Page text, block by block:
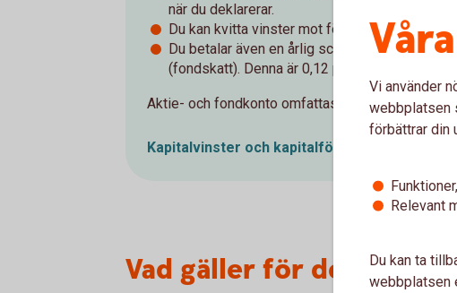
när du deklarerar.
Du kan kvitta vinster mot förluster i
Du betalar även en årlig schablonskatt på
(fondskatt). Denna är 0,12 procent av
Aktie- och fondkonto omfattas av
Kapitalvinster och kapitalförluster –
Vad gäller för
Vi använder
webbplatsen
förbättrar din
Relevant
Du kan ta
webbplatsen